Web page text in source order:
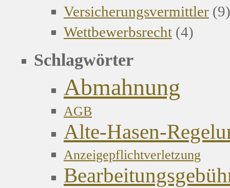
Versicherungsvermittler (9)
Wettbewerbsrecht (4)
Schlagwörter
Abmahnung
AGB
Alte-Hasen-
Anzeigepflichtverletzung